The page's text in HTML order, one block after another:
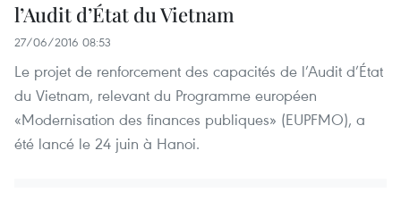
l’Audit d’État du Vietnam
27/06/2016 08:53
Le projet de renforcement des capacités de l’Audit d’État
du Vietnam, relevant du Programme européen
«Modernisation des finances publiques» (EUPFMO), a
été lancé le 24 juin à Hanoi.